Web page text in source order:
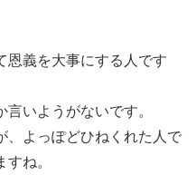
恩義を大事にする人です
いようがないです。
、よっぽどひねくれた人で
ね。